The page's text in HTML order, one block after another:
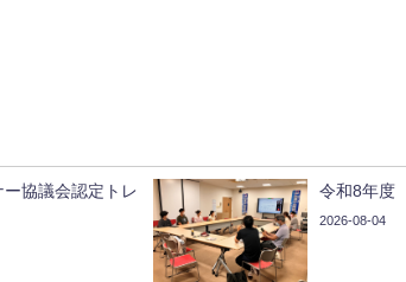
協議会認定トレ
令和8年度
2026-08-04